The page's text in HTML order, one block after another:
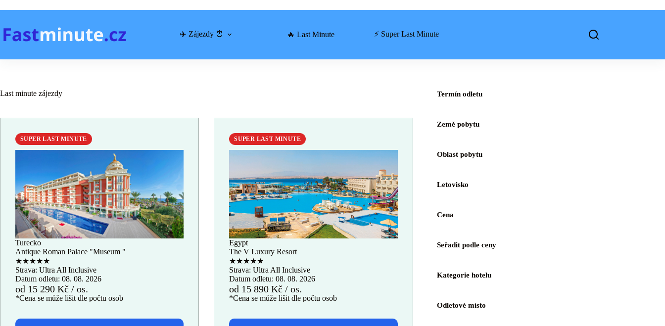
to
✈️ Zájezdy ⏰
🔥 Last Minute ⚡ Super Last Minute
Last minute zájezdy
SUPER LAST MINUTE
Turecko
Antique Roman Palace "Museum "
★★★★★
Strava: Ultra All Inclusive
Datum odletu: 08. 08. 2026
od 15 290 Kč / os.
*Cena se může lišit dle počtu osob
SUPER LAST MINUTE
Egypt
The V Luxury Resort
★★★★★
Strava: Ultra All Inclusive
Datum odletu: 08. 08. 2026
od 15 890 Kč / os.
*Cena se může lišit dle počtu osob
Termín odletu
Země pobytu
Oblast pobytu
Letovisko
Cena
Seřadit podle ceny
Kategorie hotelu
Odletové místo